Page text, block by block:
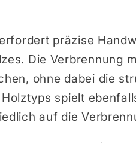
präzise
Die Verbrennung
ohne dabei die
spielt
auf die